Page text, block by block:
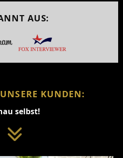
AUS:
KUNDEN:
selbst!